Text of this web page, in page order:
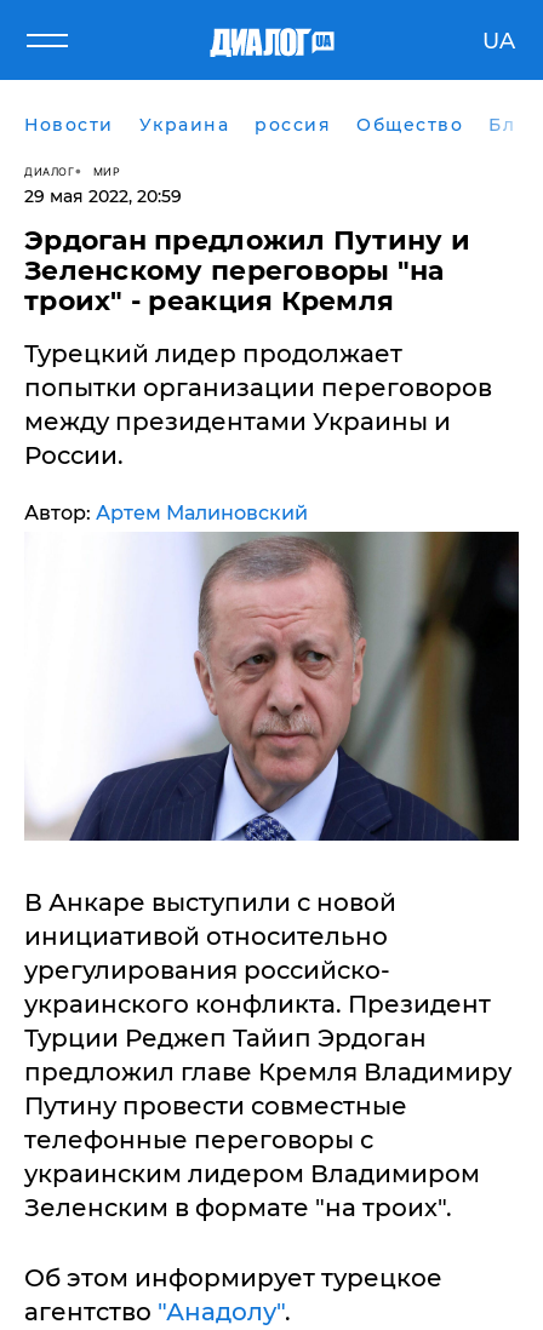
UA
Новости Украина россия Общество
ДИАЛОГ МИР
29 мая 2022, 20:59
Эрдоган предложил Путину и
Зеленскому переговоры "на
троих" - реакция Кремля
Турецкий лидер продолжает
попытки организации переговоров
между президентами Украины и
России.
Автор: Артем Малиновский
В Анкаре выступили с новой
инициативой относительно
урегулирования российско-
украинского конфликта. Президент
Турции Реджеп Тайип Эрдоган
предложил главе Кремля Владимиру
Путину провести совместные
телефонные переговоры с
украинским лидером Владимиром
Зеленским в формате "на троих".
Об этом информирует турецкое
агентство "Анадолу".